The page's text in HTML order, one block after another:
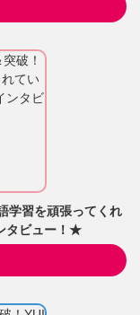
学習を頑張ってくれ
タビュー！★